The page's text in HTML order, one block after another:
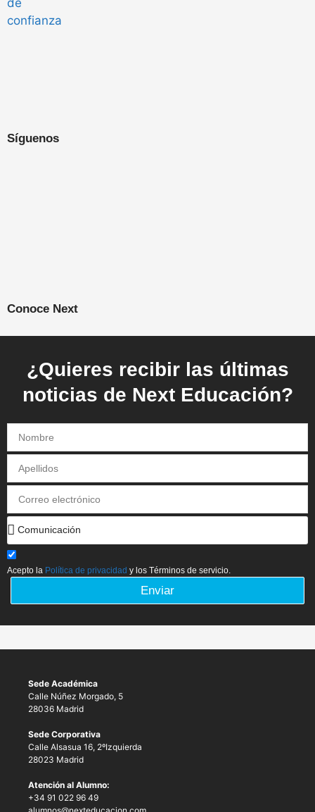
Síguenos
Conoce Next
¿Quieres recibir las últimas
noticias de Next Educación?
Acepto la Política de privacidad y los Términos de servicio.
Enviar
Sede Académica
Calle Núñez Morgado, 5
28036 Madrid
Sede Corporativa
Calle Alsasua 16, 2ºIzquierda
28023 Madrid
Atención al Alumno:
+34 91 022 96 49